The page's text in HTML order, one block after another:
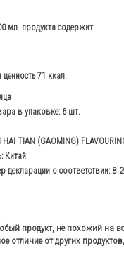
мл. продукта содержит:
ценность 71 ккал.
в упаковке: 6 шт.
HAI TIAN (GAOMING)
Китай
декларации о соответствии:
продукт, не похожий на
отличие от других